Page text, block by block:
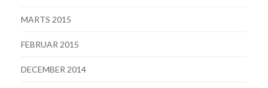
MARTS 2015
FEBRUAR 2015
DECEMBER 2014